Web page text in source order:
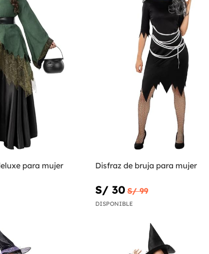
para mujer
Disfraz de bruja para mujer
S/ 30 S/ 99
DISPONIBLE